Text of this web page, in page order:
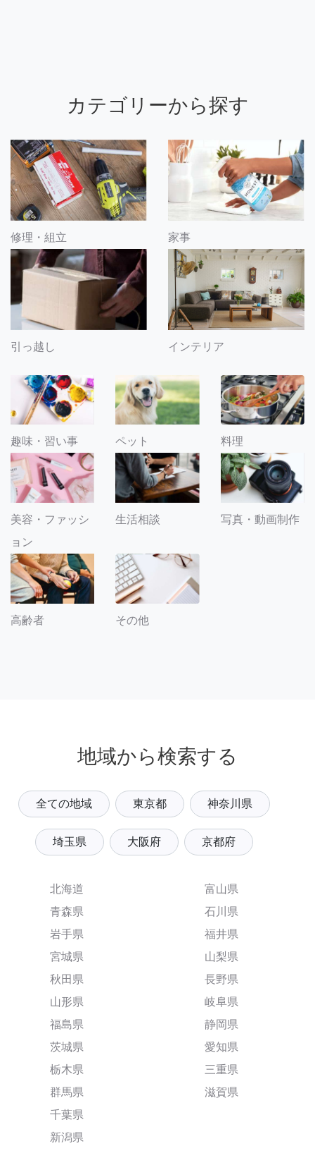
カテゴリーから探す
修理・組立 家事
引っ越し インテリア
趣味・習い事 ペット 料理
美容・ファッシ
ョン
生活相談 写真・動画制作
高齢者 その他
地域から検索する
全ての地域 東京都 神奈川県
埼玉県 大阪府 京都府
北海道
青森県
岩手県
宮城県
秋田県
山形県
福島県
茨城県
栃木県
群馬県
千葉県
新潟県
富山県
石川県
福井県
山梨県
長野県
岐阜県
静岡県
愛知県
三重県
滋賀県